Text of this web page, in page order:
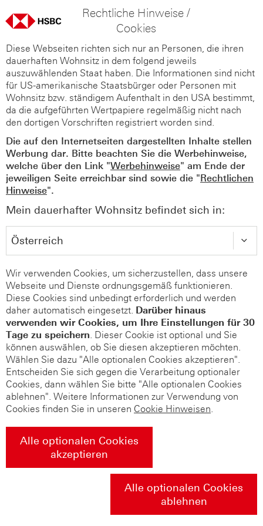
Rechtliche Hinweise /
Cookies
Diese Webseiten richten sich nur an Personen, die ihren
dauerhaften Wohnsitz in dem folgend jeweils
auszuwählenden Staat haben. Die Informationen sind nicht
für US-amerikanische Staatsbürger oder Personen mit
Wohnsitz bzw. ständigem Aufenthalt in den USA bestimmt,
da die aufgeführten Wertpapiere regelmäßig nicht nach
den dortigen Vorschriften registriert worden sind.
Die auf den Internetseiten dargestellten Inhalte stellen
Werbung dar. Bitte beachten Sie die Werbehinweise,
welche über den Link "Werbehinweise" am Ende der
jeweiligen Seite erreichbar sind sowie die "Rechtlichen
Hinweise".
Mein dauerhafter Wohnsitz befindet sich in:
Wir verwenden Cookies, um sicherzustellen, dass unsere
Webseite und Dienste ordnungsgemäß funktionieren.
Diese Cookies sind unbedingt erforderlich und werden
daher automatisch eingesetzt. Darüber hinaus
verwenden wir Cookies, um Ihre Einstellungen für 30
Tage zu speichern. Dieser Cookie ist optional und Sie
können auswählen, ob Sie diesen akzeptieren möchten.
Wählen Sie dazu "Alle optionalen Cookies akzeptieren".
Entscheiden Sie sich gegen die Verarbeitung optionaler
Cookies, dann wählen Sie bitte "Alle optionalen Cookies
ablehnen". Weitere Informationen zur Verwendung von
Cookies finden Sie in unseren Cookie Hinweisen.
Alle optionalen Cookies
akzeptieren
Alle optionalen Cookies
ablehnen